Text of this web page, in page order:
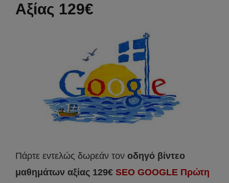
Αξίας 129€
Πάρτε εντελώς δωρεάν τον οδηγό βίντεο
μαθημάτων αξίας 129€ SEO GOOGLE Πρώτη